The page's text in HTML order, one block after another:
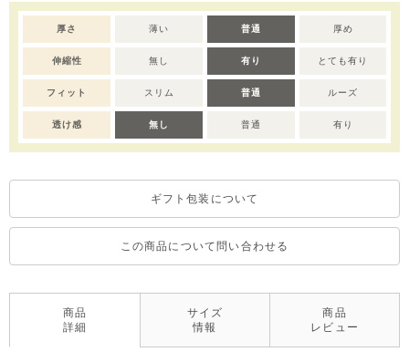
厚さ 薄い 普通 厚め
伸縮性 無し 有り とても有り
フィット スリム 普通 ルーズ
透け感 無し 普通 有り
ギフト包装について
この商品について問い合わせる
商品
詳細
サイズ
情報
商品
レビュー